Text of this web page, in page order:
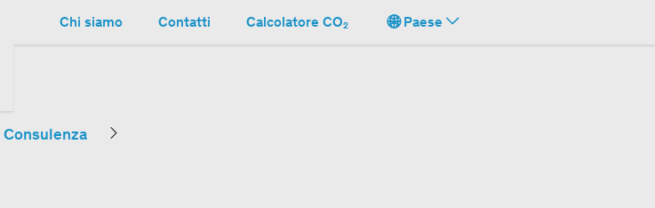
Chi siamo Contatti Calcolatore CO₂ Paese
Consulenza